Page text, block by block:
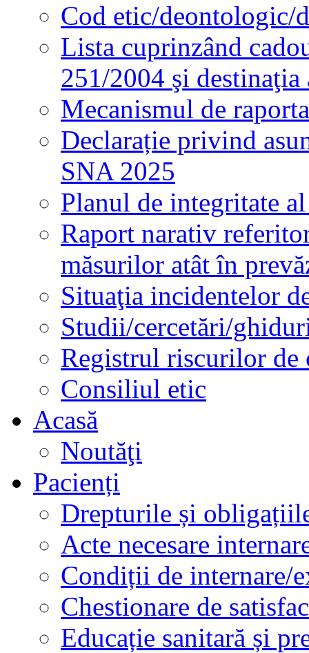
Cod etic/deontologic/
Lista cuprinzând
251/2004 şi destinaţia
Mecanismul de
Declarație privind
SNA 2025
Planul de integritate
Raport narativ
măsurilor atât în
Situaţia incidentelor
Studii/cercetări/
Registrul riscurilor de
Consiliul etic
Acasă
Noutăţi
Pacienți
Drepturile și
Acte necesare
Condiții de internare/
Chestionare de
Educație sanitară și